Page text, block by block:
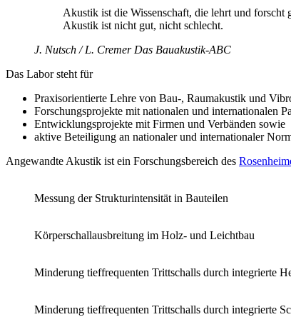
Akustik ist die Wissenschaft, die lehrt und forscht
Akustik ist nicht gut, nicht schlecht.
J. Nutsch / L. Cremer Das Bauakustik-ABC
Das Labor steht für
Praxisorientierte Lehre von Bau-, Raumakustik und
Forschungsprojekte mit nationalen und internationalen
Entwicklungsprojekte mit Firmen und Verbänden sowie
aktive Beteiligung an nationaler und internationaler
Angewandte Akustik ist ein Forschungsbereich des
Messung der Strukturintensität in Bauteilen
Körperschallausbreitung im Holz- und Leichtbau
Minderung tieffrequenten Trittschalls durch integrierte
Minderung tieffrequenten Trittschalls durch integrierte